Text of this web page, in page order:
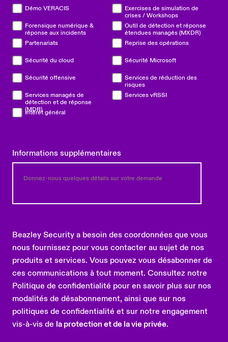
Démo VERACIS
Exercises de simulation de
crises / Workshops
Forensique numérique &
réponse aux incidents
Outil de détection et réponse
étendues managés (MXDR)
Partenariats
Reprise des opérations
Sécurité du cloud Sécurité Microsoft
Sécurité offensive
Services de réduction des
risques
Services managés de
détection et de réponse
(MDR)
Services vRSSI
Intérêt général
Informations supplémentaires
Beazley Security a besoin des coordonnées que vous
nous fournissez pour vous contacter au sujet de nos
produits et services. Vous pouvez vous désabonner de
ces communications à tout moment. Consultez notre
Politique de confidentialité pour en savoir plus sur nos
modalités de désabonnement, ainsi que sur nos
politiques de confidentialité et sur notre engagement
vis-à-vis de la protection et de la vie privée.